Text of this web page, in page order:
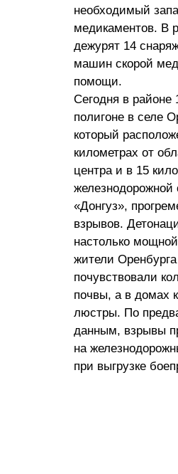
необходимый
медикаментов. В
дежурят 14
машин скорой
помощи.
Сегодня в районе
полигоне в селе
который
километрах от
центра и в 15
железнодорожной
«Донгуз»,
взрывов.
настолько
жители Оренбурга
почувствовали
почвы, а в домах
люстры. По
данным, взрывы
на
при выгрузке